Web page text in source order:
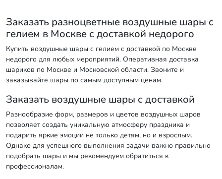
Заказать разноцветные воздушные шары с
гелием в Москве с доставкой недорого
Купить воздушные шары с гелием с доставкой по Москве
недорого для любых мероприятий. Оперативная доставка
шариков по Москве и Московской области. Звоните и
заказывайте шары по самым доступным ценам.
Заказать воздушные шары с доставкой
Разнообразие форм, размеров и цветов воздушных шаров
позволяет создать уникальную атмосферу праздника и
подарить яркие эмоции не только детям, но и взрослым.
Однако для успешного выполнения задачи важно правильно
подобрать шары и мы рекомендуем обратиться к
профессионалам.